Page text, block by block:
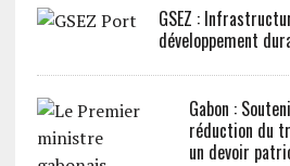
GSEZ :
développement
Gabon :
réduction du
un devoir